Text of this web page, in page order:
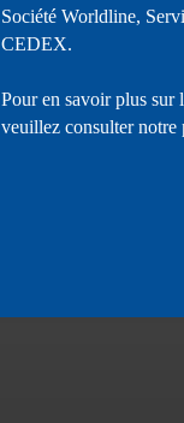
Société Worldline,
CEDEX.
Pour en savoir plus sur
veuillez consulter notre